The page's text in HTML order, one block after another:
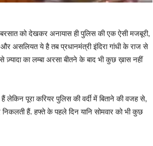
बरसात को देखकर अनायास ही पुलिस की एक ऐसी मजबूरी,
असलियत ये है तब प्रधानमंत्री इंदिरा गांधी के राज से
ज़्यादा का लम्बा अरसा बीतने के बाद भी कुछ ख़ास नहीं
पूरा करियर पुलिस की वर्दी में बिताने की वजह से,
हैं. हफ्ते के पहले दिन यानि सोमवार को भी कुछ